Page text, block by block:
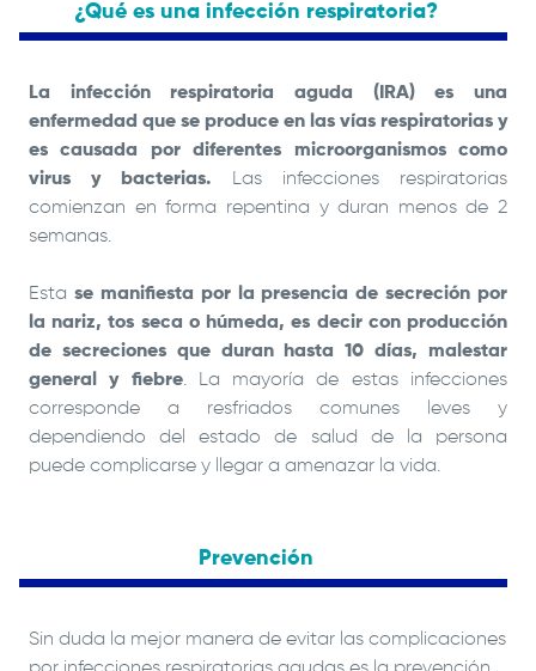
¿Qué es una infección respiratoria?
La infección respiratoria aguda (IRA) es una
enfermedad que se produce en las vías respiratorias y
es causada por diferentes microorganismos como
virus y bacterias. Las infecciones respiratorias
comienzan en forma repentina y duran menos de 2
semanas.
Esta se manifiesta por la presencia de secreción por
la nariz, tos seca o húmeda, es decir con producción
de secreciones que duran hasta 10 días, malestar
general y fiebre. La mayoría de estas infecciones
corresponde a resfriados comunes leves y
dependiendo del estado de salud de la persona
puede complicarse y llegar a amenazar la vida.
Prevención
Sin duda la mejor manera de evitar las complicaciones